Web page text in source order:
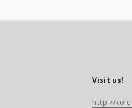
Visit us!
http://